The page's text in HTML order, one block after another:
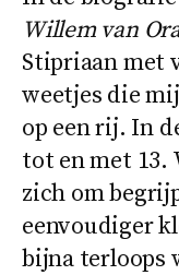
Willem van
Stipriaan met
weetjes die
op een rij. In
tot en met 13.
zich om
eenvoudiger
bijna terloops